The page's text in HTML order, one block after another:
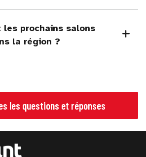
les prochains salons
la région ?
les questions et réponses